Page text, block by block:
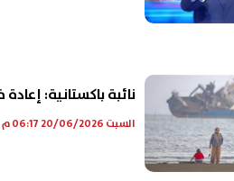
نائبة باكستانية:
السبت 20/06/2026 06:17 م